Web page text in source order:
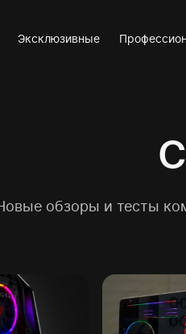
Эксклюзивные
обзоры и тесты